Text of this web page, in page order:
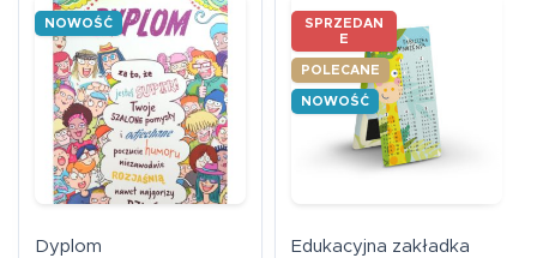
NOWOŚĆ
Dyplom
SPRZEDAN
E
POLECANE
NOWOŚĆ
Edukacyjna zakładka